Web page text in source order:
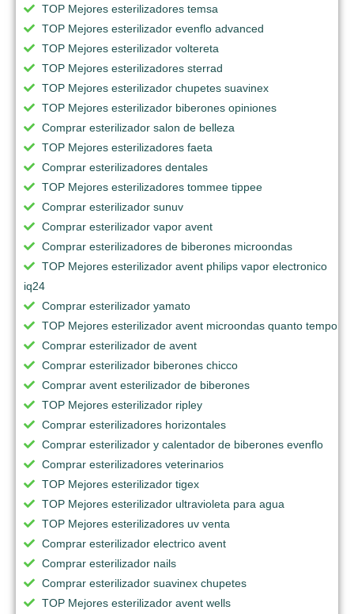
TOP Mejores esterilizadores temsa
TOP Mejores esterilizador evenflo advanced
TOP Mejores esterilizador voltereta
TOP Mejores esterilizadores sterrad
TOP Mejores esterilizador chupetes suavinex
TOP Mejores esterilizador biberones opiniones
Comprar esterilizador salon de belleza
TOP Mejores esterilizadores faeta
Comprar esterilizadores dentales
TOP Mejores esterilizadores tommee tippee
Comprar esterilizador sunuv
Comprar esterilizador vapor avent
Comprar esterilizadores de biberones microondas
TOP Mejores esterilizador avent philips vapor electronico
iq24
Comprar esterilizador yamato
TOP Mejores esterilizador avent microondas quanto tempo
Comprar esterilizador de avent
Comprar esterilizador biberones chicco
Comprar avent esterilizador de biberones
TOP Mejores esterilizador ripley
Comprar esterilizadores horizontales
Comprar esterilizador y calentador de biberones evenflo
Comprar esterilizadores veterinarios
TOP Mejores esterilizador tigex
TOP Mejores esterilizador ultravioleta para agua
TOP Mejores esterilizadores uv venta
Comprar esterilizador electrico avent
Comprar esterilizador nails
Comprar esterilizador suavinex chupetes
TOP Mejores esterilizador avent wells